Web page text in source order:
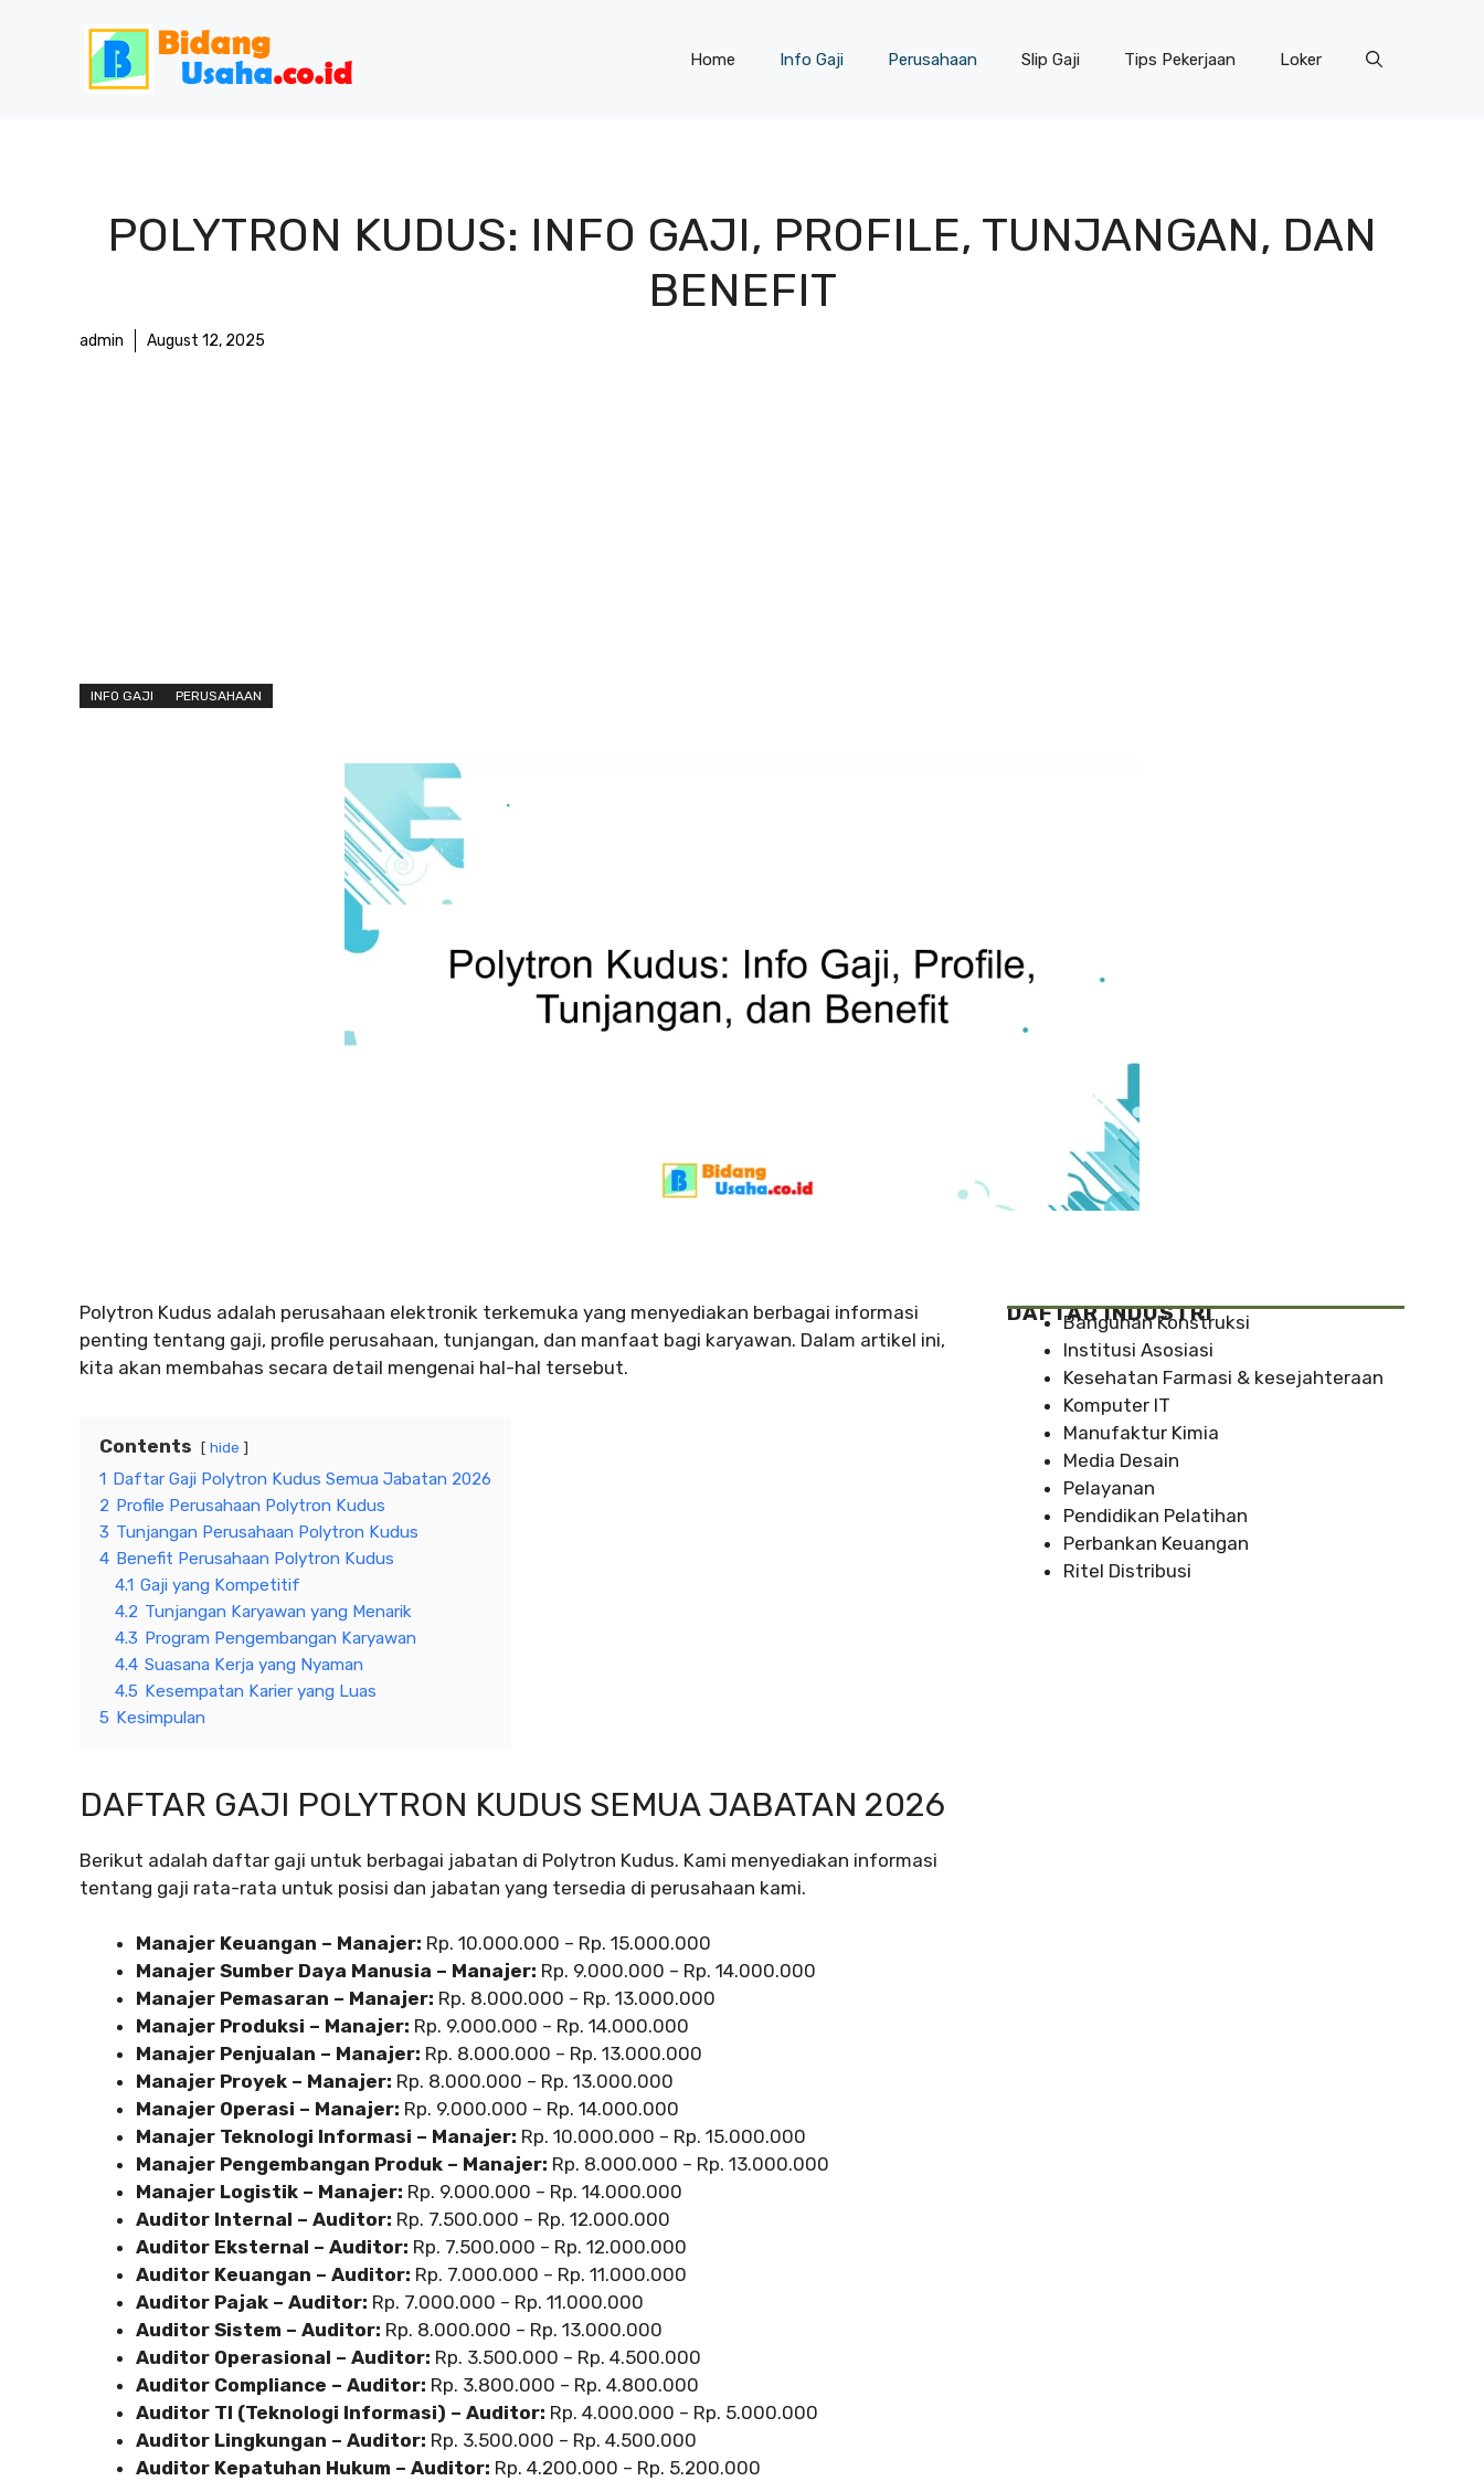
Home Info Gaji Perusahaan Slip Gaji Tips Pekerjaan Loker
POLYTRON KUDUS: INFO GAJI, PROFILE, TUNJANGAN, DAN
BENEFIT
admin August 12, 2025
INFO GAJI PERUSAHAAN
Polytron Kudus adalah perusahaan elektronik terkemuka yang menyediakan berbagai informasi
penting tentang gaji, profile perusahaan, tunjangan, dan manfaat bagi karyawan. Dalam artikel ini,
kita akan membahas secara detail mengenai hal-hal tersebut.
Contents hide
1 Daftar Gaji Polytron Kudus Semua Jabatan 2026
2 Profile Perusahaan Polytron Kudus
3 Tunjangan Perusahaan Polytron Kudus
4 Benefit Perusahaan Polytron Kudus
4.1 Gaji yang Kompetitif
4.2 Tunjangan Karyawan yang Menarik
4.3 Program Pengembangan Karyawan
4.4 Suasana Kerja yang Nyaman
4.5 Kesempatan Karier yang Luas
5 Kesimpulan
DAFTAR GAJI POLYTRON KUDUS SEMUA JABATAN 2026
Berikut adalah daftar gaji untuk berbagai jabatan di Polytron Kudus. Kami menyediakan informasi
tentang gaji rata-rata untuk posisi dan jabatan yang tersedia di perusahaan kami.
Manajer Keuangan – Manajer: Rp. 10.000.000 – Rp. 15.000.000
Manajer Sumber Daya Manusia – Manajer: Rp. 9.000.000 – Rp. 14.000.000
Manajer Pemasaran – Manajer: Rp. 8.000.000 – Rp. 13.000.000
Manajer Produksi – Manajer: Rp. 9.000.000 – Rp. 14.000.000
Manajer Penjualan – Manajer: Rp. 8.000.000 – Rp. 13.000.000
Manajer Proyek – Manajer: Rp. 8.000.000 – Rp. 13.000.000
Manajer Operasi – Manajer: Rp. 9.000.000 – Rp. 14.000.000
Manajer Teknologi Informasi – Manajer: Rp. 10.000.000 – Rp. 15.000.000
Manajer Pengembangan Produk – Manajer: Rp. 8.000.000 – Rp. 13.000.000
Manajer Logistik – Manajer: Rp. 9.000.000 – Rp. 14.000.000
Auditor Internal – Auditor: Rp. 7.500.000 – Rp. 12.000.000
Auditor Eksternal – Auditor: Rp. 7.500.000 – Rp. 12.000.000
Auditor Keuangan – Auditor: Rp. 7.000.000 – Rp. 11.000.000
Auditor Pajak – Auditor: Rp. 7.000.000 – Rp. 11.000.000
Auditor Sistem – Auditor: Rp. 8.000.000 – Rp. 13.000.000
Auditor Operasional – Auditor: Rp. 3.500.000 – Rp. 4.500.000
Auditor Compliance – Auditor: Rp. 3.800.000 – Rp. 4.800.000
Auditor TI (Teknologi Informasi) – Auditor: Rp. 4.000.000 – Rp. 5.000.000
Auditor Lingkungan – Auditor: Rp. 3.500.000 – Rp. 4.500.000
Auditor Kepatuhan Hukum – Auditor: Rp. 4.200.000 – Rp. 5.200.000
DAFTAR INDUSTRI
Bangunan Konstruksi
Institusi Asosiasi
Kesehatan Farmasi & kesejahteraan
Komputer IT
Manufaktur Kimia
Media Desain
Pelayanan
Pendidikan Pelatihan
Perbankan Keuangan
Ritel Distribusi